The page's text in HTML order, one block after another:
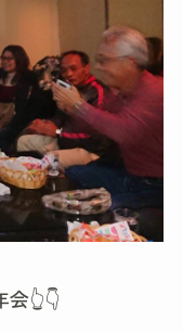
👆👇